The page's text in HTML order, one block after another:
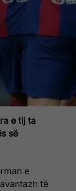
e tij ta
së
e
të